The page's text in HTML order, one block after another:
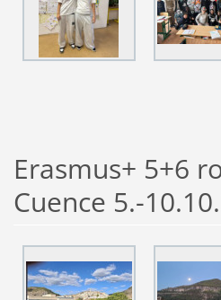
Erasmus+ 5+6
Cuence 5.-